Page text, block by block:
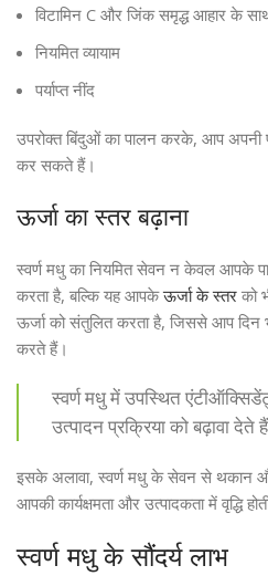
विटामिन C और जिंक समृद्ध आहार के
नियमित व्यायाम
पर्याप्त नींद
उपरोक्त बिंदुओं का पालन करके, आप अपनी
कर सकते हैं।
ऊर्जा का स्तर बढ़ाना
स्वर्ण मधु का नियमित सेवन न केवल आपके
करता है, बल्कि यह आपकेऊर्जा के स्तर को
ऊर्जा को संतुलित करता है, जिससे आप
करते हैं।
स्वर्ण मधु में उपस्थित
उत्पादन प्रक्रिया को बढ़ावा देते
इसके अलावा, स्वर्ण मधु के सेवन से थकान
आपकी कार्यक्षमता और उत्पादकता में वृद्धि
स्वर्ण मधु के सौंदर्य लाभ